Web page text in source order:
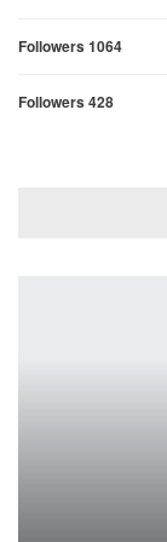
Followers 1064
Followers 428